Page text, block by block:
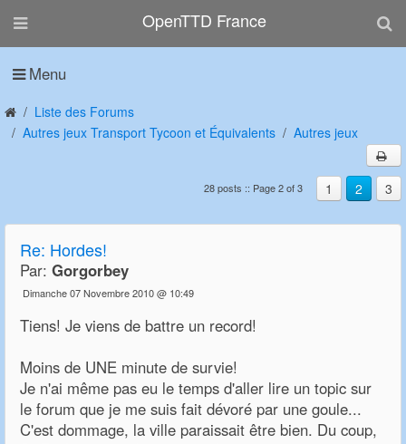
OpenTTD France
Menu
Liste des Forums
Autres jeux Transport Tycoon et Équivalents
Autres jeux
1 2 3
28 posts :: Page 2 of 3
Re: Hordes!
Par: Gorgorbey
Dimanche 07 Novembre 2010 @ 10:49
Tiens! Je viens de battre un record!
Moins de UNE minute de survie!
Je n'ai même pas eu le temps d'aller lire un topic sur
le forum que je me suis fait dévoré par une goule...
C'est dommage, la ville paraissait être bien. Du coup,